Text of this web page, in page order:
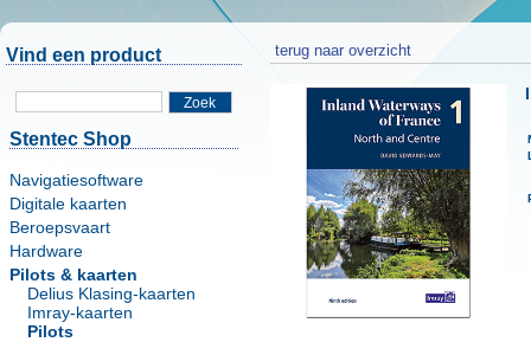
Vind een product
Zoek
Stentec Shop
Navigatiesoftware
Digitale kaarten
Beroepsvaart
Hardware
Pilots & kaarten
Delius Klasing-kaarten
Imray-kaarten
Pilots
terug naar overzicht